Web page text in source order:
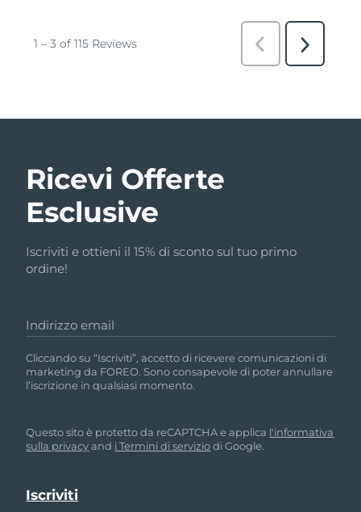
Ricevi Offerte
Esclusive
Iscriviti e ottieni il 15% di sconto sul tuo primo
ordine!
Indirizzo email
Cliccando su “Iscriviti”, accetto di ricevere comunicazioni di
marketing da FOREO. Sono consapevole di poter annullare
l’iscrizione in qualsiasi momento.
Questo sito è protetto da reCAPTCHA e applica l'informativa
sulla privacyand i Termini di serviziodi Google.